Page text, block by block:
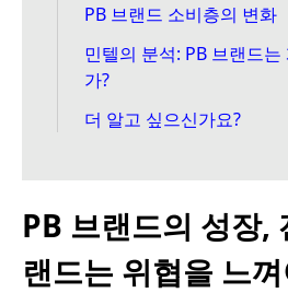
PB 브랜드 소비층의 변화
민텔의 분석: PB 브랜드
가?
더 알고 싶으신가요?
PB 브랜드의 성장,
랜드는 위협을 느